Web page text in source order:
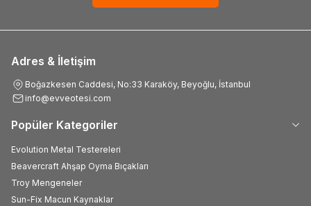
Adres & İletişim
Boğazkesen Caddesi, No:33 Karaköy, Beyoğlu, İstanbul
info@evveotesi.com
Popüler Kategoriler
Evolution Metal Testereleri
Beavercraft Ahşap Oyma Bıçakları
Troy Mengeneler
Sun-Fix Macun Kaynaklar